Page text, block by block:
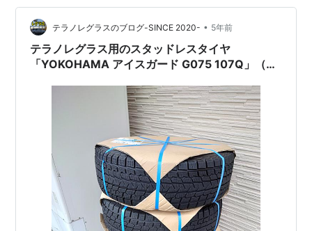
ので地図も一応。。。まずは積ん…
テラノレグラスのブログ-SINCE 2020- • 5年前
テラノレグラス用のスタッドレスタイヤ
「YOKOHAMA アイスガード G075 107Q」（キ